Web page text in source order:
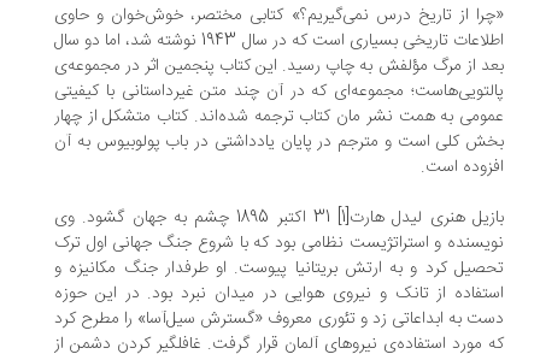
از تاریخ درس نمی‌گیریم؟» کتابی مختصر، خوش‌خوان و حاوی
اطلاعات تاریخی بسیاری است که در سال 1943 نوشته شد، اما دو سال
از مرگ مؤلفش به چاپ رسید. این کتاب پنجمین اثر در مجموعه‌ی
مجموعه‌ای که در آن چند متن غیرداستانی با کیفیتی
به همت نشر مان کتاب ترجمه شده‌اند. کتاب متشکل از چهار
کلی است و مترجم در پایان یادداشتی در باب پولوبیوس به آن
است.
بازیل هنری لیدل هارت[1] 31 اکتبر 1895 چشم به جهان گشود. وی
و استراتژیست نظامی بود که با شروع جنگ جهانی اول ترک
کرد و به ارتش بریتانیا پیوست. او طرفدار جنگ مکانیزه و
از تانک و نیروی هوایی در میدان نبرد بود. در این حوزه
به ابداعاتی زد و تئوری معروف «گسترش سیل‌آسا» را مطرح کرد
مورد استفاده‌ی نیروهای آلمان قرار گرفت. غافلگیر کردن دشمن از